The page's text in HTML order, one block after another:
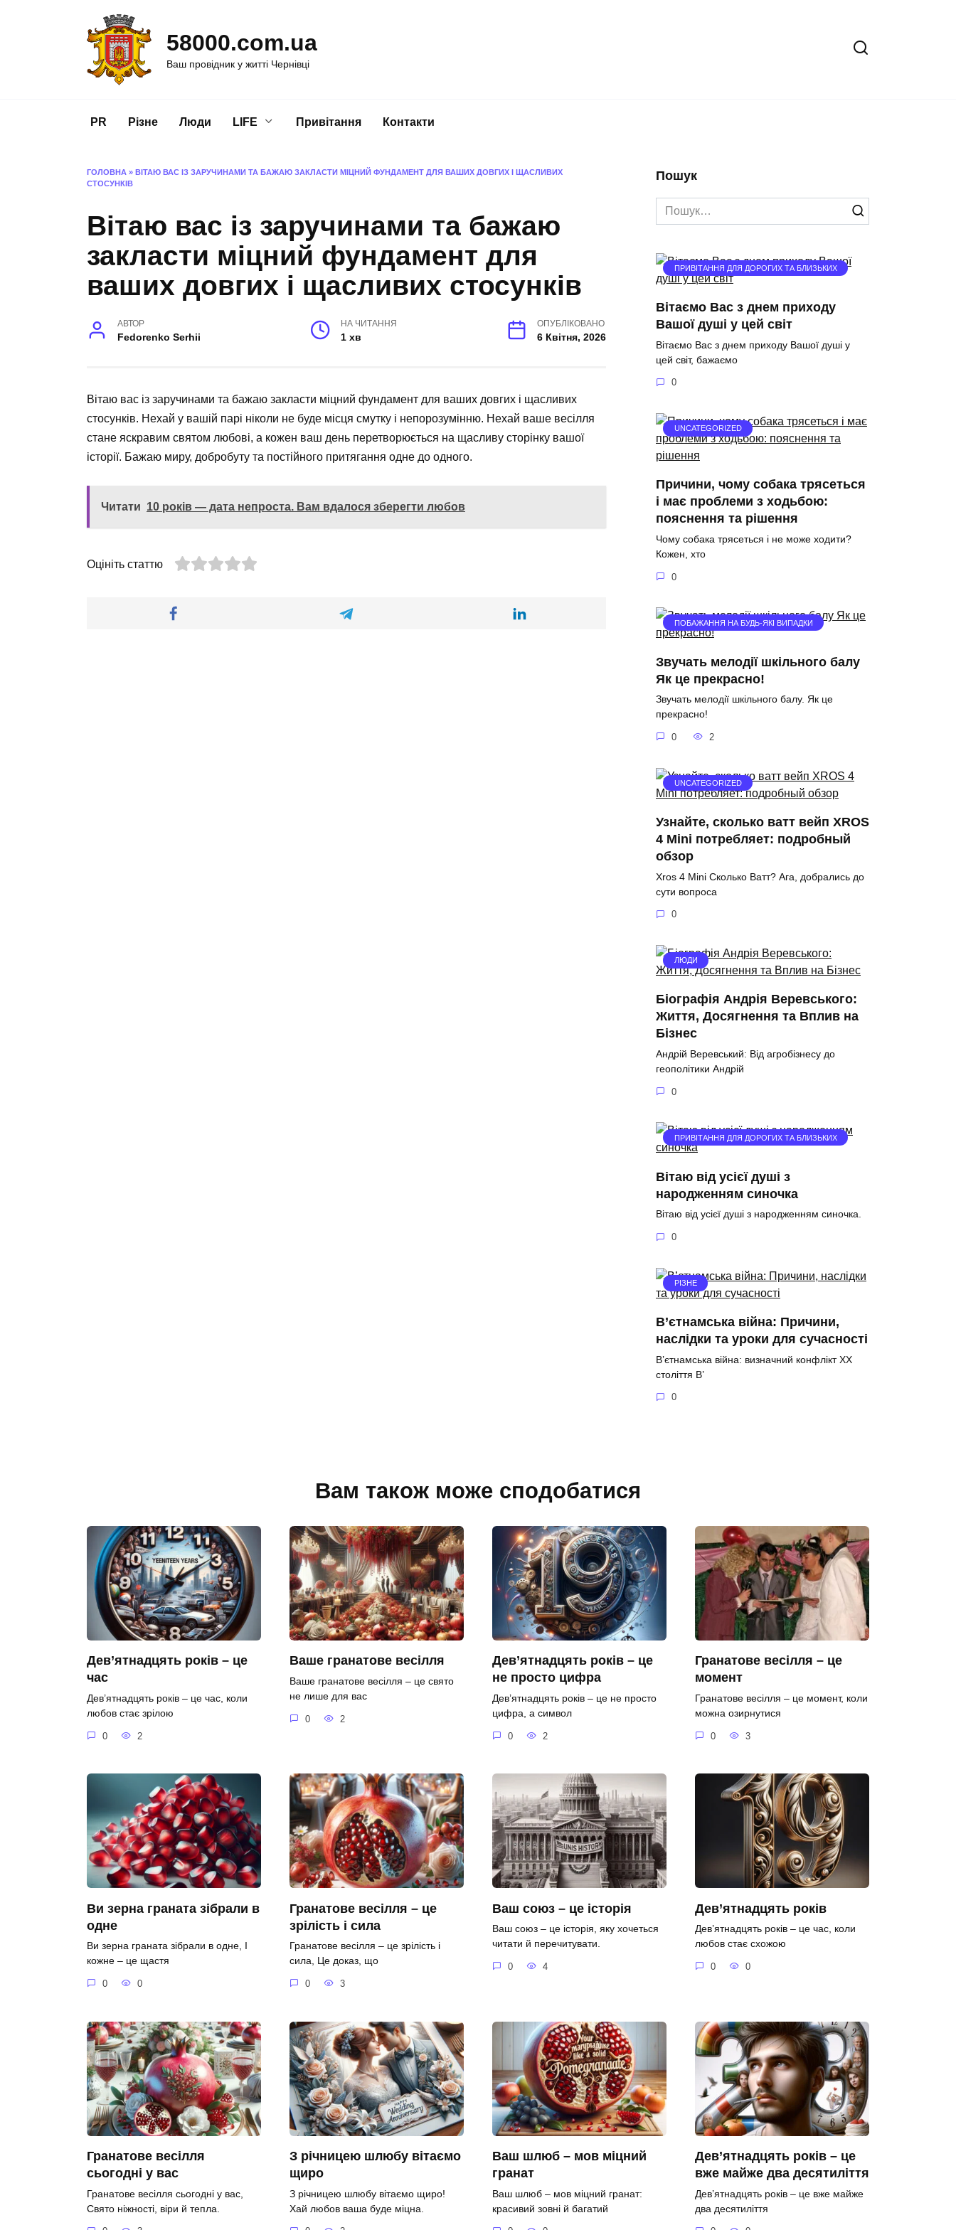
58000.com.ua
Ваш провідник у житті Чернівці
PR Різне Люди LIFE Привітання Контакти
ГОЛОВНА » ВІТАЮ ВАС ІЗ ЗАРУЧИНАМИ ТА БАЖАЮ ЗАКЛАСТИ МІЦНИЙ ФУНДАМЕНТ ДЛЯ ВАШИХ ДОВГИХ І ЩАСЛИВИХ
СТОСУНКІВ
Вітаю вас із заручинами та бажаю
закласти міцний фундамент для
ваших довгих і щасливих стосунків
АВТОР
Fedorenko Serhii
НА ЧИТАННЯ
1 хв
ОПУБЛІКОВАНО
6 Квітня, 2026
Вітаю вас із заручинами та бажаю закласти міцний фундамент для ваших довгих і щасливих
стосунків. Нехай у вашій парі ніколи не буде місця смутку і непорозумінню. Нехай ваше весілля
стане яскравим святом любові, а кожен ваш день перетворюється на щасливу сторінку вашої
історії. Бажаю миру, добробуту та постійного притягання одне до одного.
Читати 10 років — дата непроста. Вам вдалося зберегти любов
Оцініть статтю
Пошук
Search
for:
ПРИВІТАННЯ ДЛЯ ДОРОГИХ ТА БЛИЗЬКИХ
Вітаємо Вас з днем приходу
Вашої душі у цей світ
Вітаємо Вас з днем приходу Вашої душі у
цей світ, бажаємо
0
UNCATEGORIZED
Причини, чому собака трясеться
і має проблеми з ходьбою:
пояснення та рішення
Чому собака трясеться і не може ходити?
Кожен, хто
0
ПОБАЖАННЯ НА БУДЬ-ЯКІ ВИПАДКИ
Звучать мелодії шкільного балу
Як це прекрасно!
Звучать мелодії шкільного балу. Як це
прекрасно!
0 2
UNCATEGORIZED
Узнайте, сколько ватт вейп XROS
4 Mini потребляет: подробный
обзор
Xros 4 Mini Сколько Ватт? Ага, добрались до
сути вопроса
0
ЛЮДИ
Біографія Андрія Веревського:
Життя, Досягнення та Вплив на
Бізнес
Андрій Веревський: Від агробізнесу до
геополітики Андрій
0
ПРИВІТАННЯ ДЛЯ ДОРОГИХ ТА БЛИЗЬКИХ
Вітаю від усієї душі з
народженням синочка
Вітаю від усієї душі з народженням синочка.
0
РІЗНЕ
В’єтнамська війна: Причини,
наслідки та уроки для сучасності
В’єтнамська війна: визначний конфлікт ХХ
століття В’
0
Вам також може сподобатися
Дев’ятнадцять років – це
час
Дев’ятнадцять років – це час, коли
любов стає зрілою
0 2
Ваше гранатове весілля
Ваше гранатове весілля – це свято
не лише для вас
0 2
Дев’ятнадцять років – це
не просто цифра
Дев’ятнадцять років – це не просто
цифра, а символ
0 2
Гранатове весілля – це
момент
Гранатове весілля – це момент, коли
можна озирнутися
0 3
Ви зерна граната зібрали в
одне
Ви зерна граната зібрали в одне, І
кожне – це щастя
0 0
Гранатове весілля – це
зрілість і сила
Гранатове весілля – це зрілість і
сила, Це доказ, що
0 3
Ваш союз – це історія
Ваш союз – це історія, яку хочеться
читати й перечитувати.
0 4
Дев’ятнадцять років
Дев’ятнадцять років – це час, коли
любов стає схожою
0 0
Гранатове весілля
сьогодні у вас
Гранатове весілля сьогодні у вас,
Свято ніжності, віри й тепла.
З річницею шлюбу вітаємо
щиро
З річницею шлюбу вітаємо щиро!
Хай любов ваша буде міцна.
Ваш шлюб – мов міцний
гранат
Ваш шлюб – мов міцний гранат:
красивий зовні й багатий
Дев’ятнадцять років – це
вже майже два десятиліття
Дев’ятнадцять років – це вже майже
два десятиліття